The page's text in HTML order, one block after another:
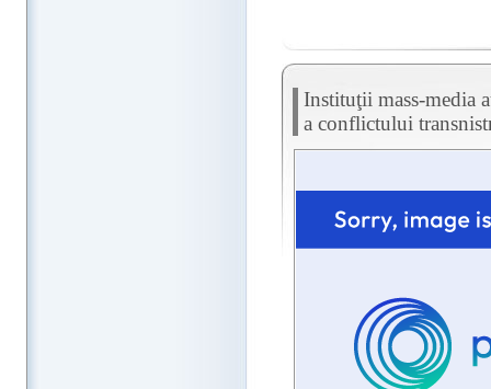
Instituţii mass-media
a conflictului